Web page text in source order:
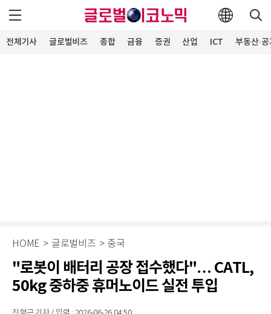
전체기사 글로벌비즈 종합 금융 증권 산업 ICT 부동산·
HOME > 글로벌비즈 > 중국
"로봇이 배터리 공장 접수했다"… CATL,
50kg 중하중 휴머노이드 실전 투입